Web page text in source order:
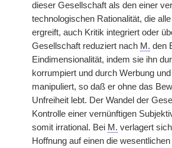
dieser Gesellschaft als den einer
technologischen Rationalität, die
ergreift, auch Kritik integriert oder
Gesellschaft reduziert nach M. den
Eindimensionalität, indem sie ihn
korrumpiert und durch Werbung
manipuliert, so daß er ohne das
Unfreiheit lebt. Der Wandel der
Kontrolle einer vernünftigen
somit irrational. Bei M. verlagert
Hoffnung auf einen die